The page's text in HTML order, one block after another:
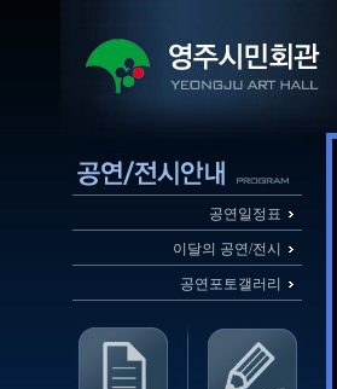
공연일정표
이달의 공연/전시
공연포토갤러리